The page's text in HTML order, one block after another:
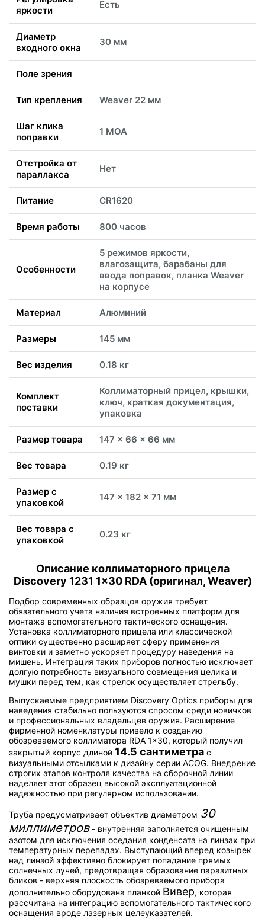
яркости
Есть
Диаметр
входного окна
30 мм
Поле зрения
Тип крепления Weaver 22 мм
Шаг клика
поправки
1 MOA
Отстройка от
параллакса
Нет
Питание CR1620
Время работы 800 часов
Особенности
5 режимов яркости,
влагозащита, барабаны для
ввода поправок, планка Weaver
на корпусе
Материал Алюминий
Размеры 145 мм
Вес изделия 0.18 кг
Комплект
поставки
Коллиматорный прицел, крышки,
ключ, краткая документация,
упаковка
Размер товара 147 x 66 x 66 мм
Вес товара 0.19 кг
Размер с
упаковкой
147 x 182 x 71 мм
Вес товара с
упаковкой
0.23 кг
Описание коллиматорного прицела
Discovery 1231 1x30 RDA (оригинал, Weaver)
Подбор современных образцов оружия требует
обязательного учета наличия встроенных платформ для
монтажа вспомогательного тактического оснащения.
Установка коллиматорного прицела или классической
оптики существенно расширяет сферу применения
винтовки и заметно ускоряет процедуру наведения на
мишень. Интеграция таких приборов полностью исключает
долгую потребность визуального совмещения целика и
мушки перед тем, как стрелок осуществляет стрельбу.
Выпускаемые предприятием Discovery Optics приборы для
наведения стабильно пользуются спросом среди новичков
и профессиональных владельцев оружия. Расширение
фирменной номенклатуры привело к созданию
обозреваемого коллиматора RDA 1x30, который получил
закрытый корпус длиной 14.5 сантиметра с
визуальными отсылками к дизайну серии ACOG. Внедрение
строгих этапов контроля качества на сборочной линии
наделяет этот образец высокой эксплуатационной
надежностью при регулярном использовании.
Труба предусматривает объектив диаметром 30
миллиметров- внутренняя заполняется очищенным
азотом для исключения оседания конденсата на линзах при
температурных перепадах. Выступающий вперед козырек
над линзой эффективно блокирует попадание прямых
солнечных лучей, предотвращая образование паразитных
бликов - верхняя плоскость обозреваемого прибора
дополнительно оборудована планкой Вивер, которая
рассчитана на интеграцию вспомогательного тактического
оснащения вроде лазерных целеуказателей.